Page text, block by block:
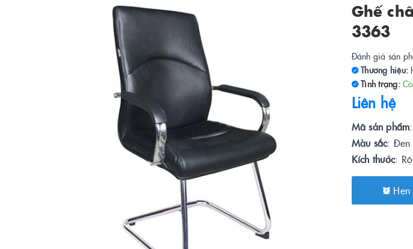
Ghế
3363
Đánh giá sản
Thương hiệu:
Tình trạng:
Liên hệ
Mã sản phẩm
Màu sắc: Đen
Kích thước: